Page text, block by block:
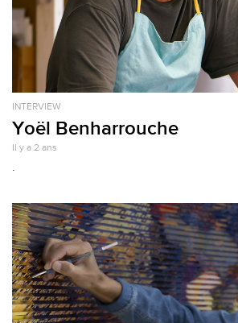
INTERVIEW
Yoël Benharrouche
Il y a 2 ans
.